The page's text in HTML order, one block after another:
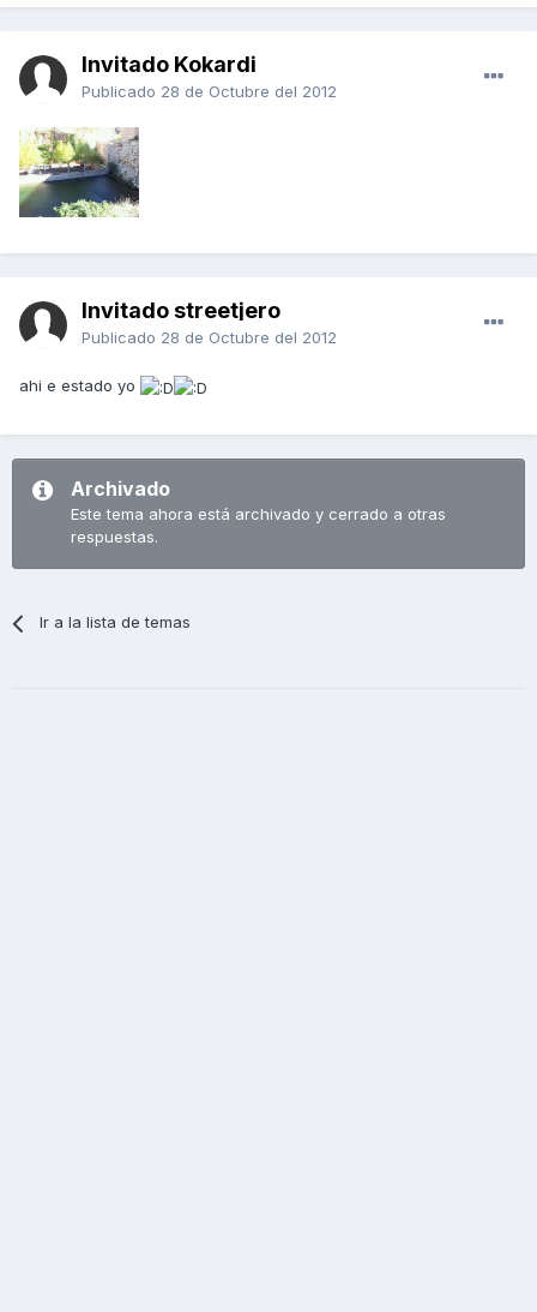
Invitado Kokardi
Publicado 28 de Octubre del 2012
Invitado streetjero
Publicado 28 de Octubre del 2012
ahi e estado yo
Archivado
Este tema ahora está archivado y cerrado a otras
respuestas.
Ir a la lista de temas